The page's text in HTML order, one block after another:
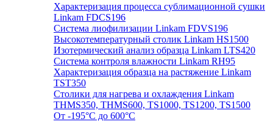
Характеризация процесса сублимационной сушки
Linkam FDCS196
Система лиофилизации Linkam FDVS196
Высокотемпературный столик Linkam HS1500
Изотермический анализ образца Linkam LTS420
Система контроля влажности Linkam RH95
Характеризация образца на растяжение Linkam
TST350
Столики для нагрева и охлаждения Linkam
THMS350, THMS600, TS1000, TS1200, TS1500
От -195°C до 600°C